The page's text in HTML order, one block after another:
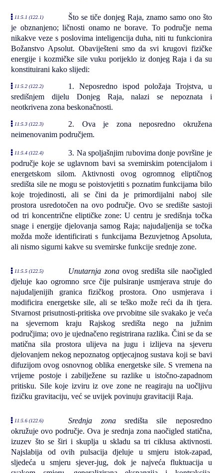
11:5.1 (122.1)
Što se tiče donjeg Raja, znamo samo ono što
je obznanjeno; ličnosti onamo ne borave. To područje nema
nikakve veze s poslovima inteligencija duha, niti tu funkcionira
Božanstvo Apsolut. Obaviješteni smo da svi krugovi fizičke
energije i kozmičke sile vuku porijeklo iz donjeg Raja i da su
konstituirani kako slijedi:
11:5.2 (122.2)
1. Neposredno ispod položaja Trojstva, u
središnjem dijelu Donjeg Raja, nalazi se nepoznata i
neotkrivena zona beskonačnosti.
11:5.3 (122.3)
2. Ova je zona neposredno okružena
neimenovanim područjem.
11:5.4 (122.4)
3. Na spoljašnjim rubovima donje površine je
područje koje se uglavnom bavi sa svemirskim potencijalom i
energetskom silom. Aktivnosti ovog ogromnog eliptičnog
središta sile ne mogu se poistovjetiti s poznatim funkcijama bilo
koje trojedinosti, ali se čini da je primordijalni naboj sile
prostora usredotočen na ovo područje. Ovo se središte sastoji
od tri koncentrične eliptičke zone: U centru je središnja točka
snage i energije djelovanja samog Raja; najudaljenija se točka
možda može identificirati s funkcijama Bezuvjetnog Apsoluta,
ali nismo sigurni kakve su svemirske funkcije srednje zone.
11:5.5 (122.5) Unutarnja zonaovog središta sile naočigled
djeluje kao ogromno srce čije pulsiranje usmjerava struje do
najudaljenijih granica fizičkog prostora. Ono usmjerava i
modificira energetske sile, ali se teško može reći da ih tjera.
Stvarnost prisutnosti-pritiska ove prvobitne sile svakako je veća
na sjevernom kraju Rajskog središta nego na južnim
područjima; ovo je ujednačeno registrirana razlika. Čini se da se
matična sila prostora ulijeva na jugu i izlijeva na sjeveru
djelovanjem nekog nepoznatog optjecajnog sustava koji se bavi
difuzijom ovog osnovnog oblika energetske sile. S vremena na
vrijeme postoje i zabilježene su razlike u istočno-zapadnom
pritisku. Sile koje izviru iz ove zone ne reagiraju na uočljivu
fizičku gravitaciju, već se uvijek povinuju gravitaciji Raja.
11:5.6 (122.6) Srednja zonasredišta sile neposredno
okružuje ovo područje. Ova je srednja zona naočigled statična,
izuzev što se širi i skuplja u skladu sa tri ciklusa aktivnosti.
Najslabija od ovih pulsacija djeluje u smjeru istok-zapad,
sljedeća u smjeru sjever-jug, dok je najveća fluktuacija u